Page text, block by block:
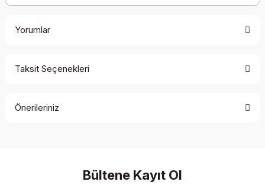
Yorumlar
Taksit Seçenekleri
Önerileriniz
Görüş ve önerileriniz için teşekkür ederiz.
Bültene Kayıt Ol